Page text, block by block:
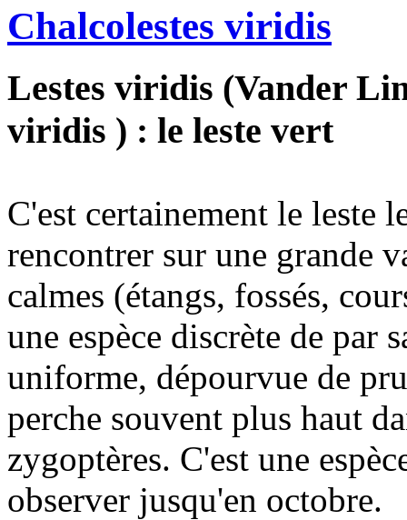
Chalcolestes viridis
Lestes viridis (Vander
viridis ) : le leste vert
C'est certainement le leste
rencontrer sur une grande
calmes (étangs, fossés,
une espèce discrète de par
uniforme, dépourvue de
perche souvent plus haut
zygoptères. C'est une
observer jusqu'en octobre.